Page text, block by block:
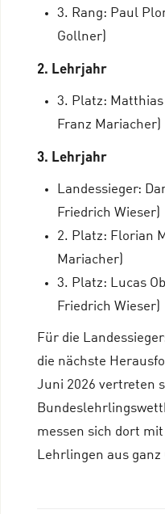
3. Rang: Paul
Gollner)
2. Lehrjahr
3. Platz:
Franz Mariacher)
3. Lehrjahr
Landessieger:
Friedrich Wieser)
2. Platz: Florian
Mariacher)
3. Platz: Lucas
Friedrich Wieser)
Für die
die nächste
Juni 2026 vertreten
messen sich dort
Lehrlingen aus ganz